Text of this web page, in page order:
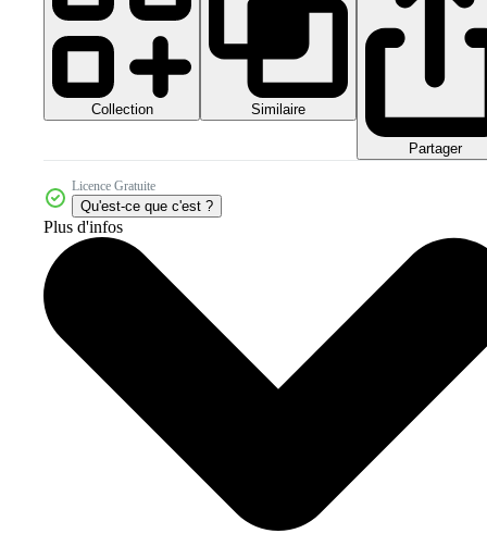
Collection Similaire
Partager
Licence Gratuite
Qu'est-ce que c'est ?
Plus d'infos